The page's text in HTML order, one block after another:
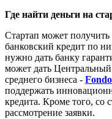
Где найти деньги на
Стартап может
банковский кредит по
нужно дать банку
может дать
среднего бизнеса -
поддержать
кредита. Кроме того, со
рассмотрение заявки.